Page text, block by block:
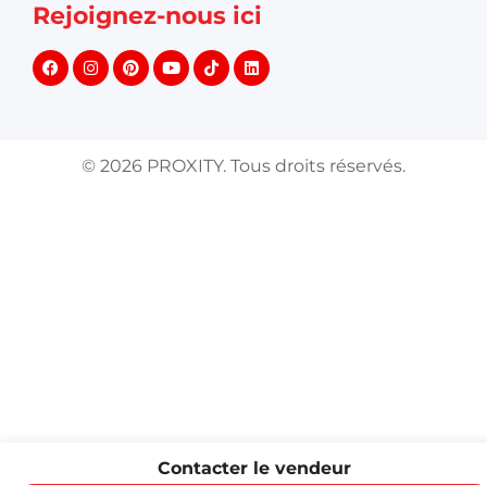
Contacter le vendeur
Rejoignez-nous ici
© 2026 PROXITY. Tous droits réservés.